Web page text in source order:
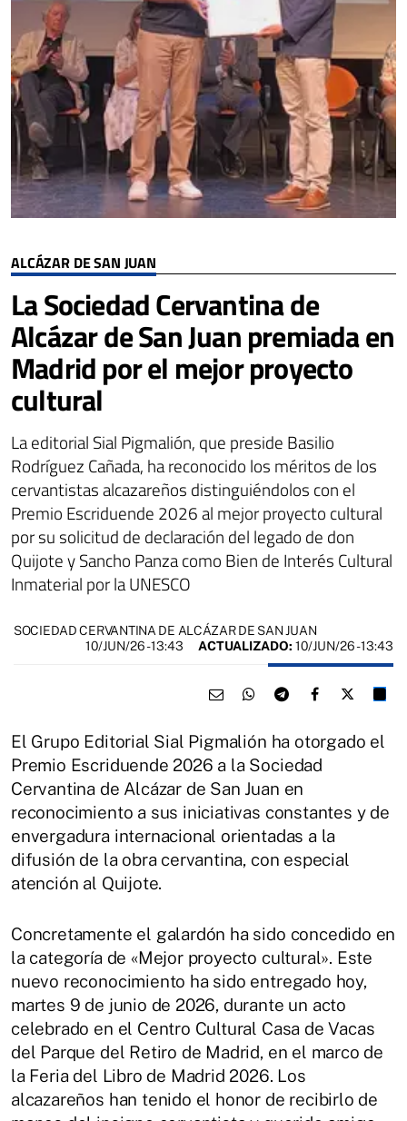
ALCÁZAR DE SAN JUAN
La Sociedad Cervantina de
Alcázar de San Juan premiada en
Madrid por el mejor proyecto
cultural
La editorial Sial Pigmalión, que preside Basilio
Rodríguez Cañada, ha reconocido los méritos de los
cervantistas alcazareños distinguiéndolos con el
Premio Escriduende 2026 al mejor proyecto cultural
por su solicitud de declaración del legado de don
Quijote y Sancho Panza como Bien de Interés Cultural
Inmaterial por la UNESCO
SOCIEDAD CERVANTINA DE ALCÁZAR DE SAN JUAN
10/JUN/26- 13:43 ACTUALIZADO: 10/JUN/26 - 13:43
El Grupo Editorial Sial Pigmalión ha otorgado el
Premio Escriduende 2026 a la Sociedad
Cervantina de Alcázar de San Juan en
reconocimiento a sus iniciativas constantes y de
envergadura internacional orientadas a la
difusión de la obra cervantina, con especial
atención al Quijote.
Concretamente el galardón ha sido concedido en
la categoría de «Mejor proyecto cultural». Este
nuevo reconocimiento ha sido entregado hoy,
martes 9 de junio de 2026, durante un acto
celebrado en el Centro Cultural Casa de Vacas
del Parque del Retiro de Madrid, en el marco de
la Feria del Libro de Madrid 2026. Los
alcazareños han tenido el honor de recibirlo de